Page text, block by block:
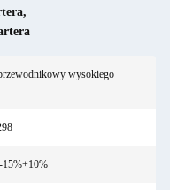
,
wysokiego